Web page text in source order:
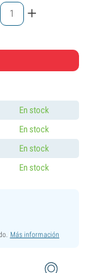
+
En stock
En stock
En stock
En stock
Más información